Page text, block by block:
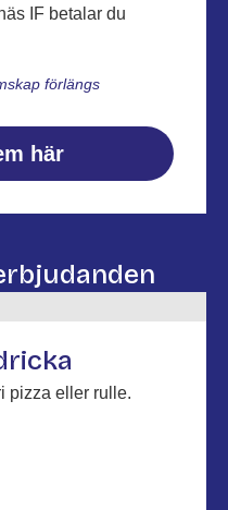
IF betalar du
förlängs
här
pizza eller rulle.